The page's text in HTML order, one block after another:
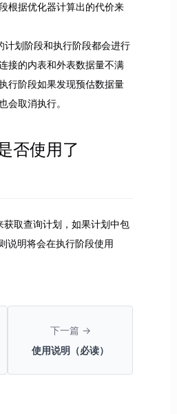
根据优化器计算出的代价来
划阶段和执行阶段都会进行
接的内表和外表数据量不满
行阶段如果发现预估数据量
会取消执行。
否使用了
获取查询计划，如果计划中包
说明将会在执行阶段使用
下一篇 →
使用说明（必读）